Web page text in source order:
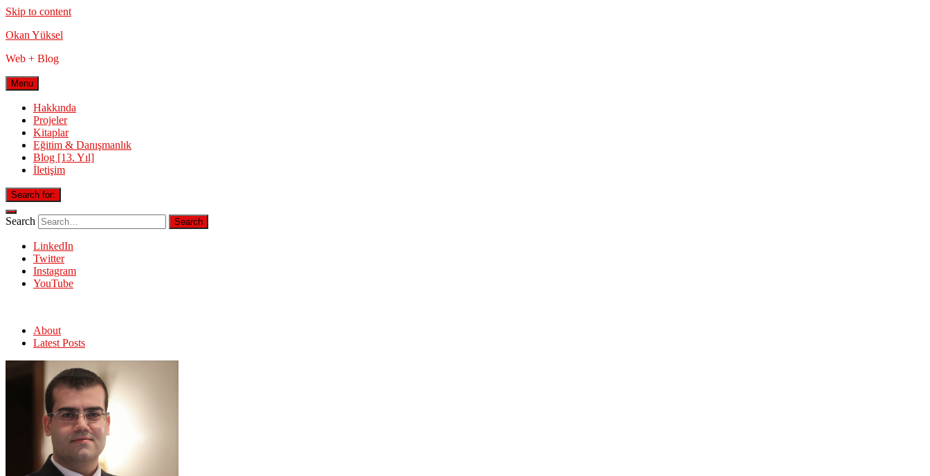
Skip to content
Okan Yüksel
Web + Blog
Menu
Hakkında
Projeler
Kitaplar
Eğitim & Danışmanlık
Blog [13. Yıl]
İletişim
Search for:
Search
LinkedIn
Twitter
Instagram
YouTube
About
Latest Posts